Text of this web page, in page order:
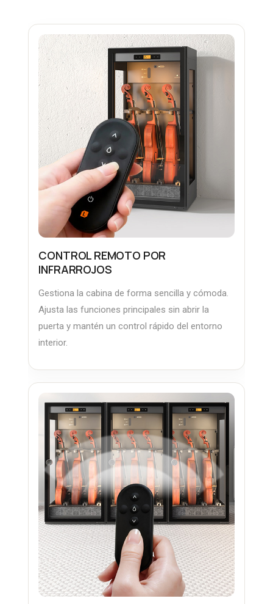
CONTROL REMOTO POR
INFRARROJOS
Gestiona la cabina de forma sencilla y cómoda.
Ajusta las funciones principales sin abrir la
puerta y mantén un control rápido del entorno
interior.